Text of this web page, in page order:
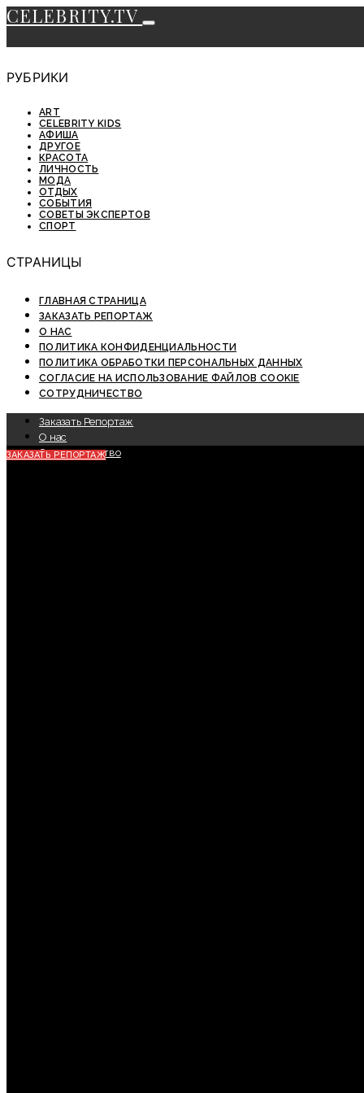
CELEBRITY.TV
РУБРИКИ
ART
CELEBRITY KIDS
АФИША
ДРУГОЕ
КРАСОТА
ЛИЧНОСТЬ
МОДА
ОТДЫХ
СОБЫТИЯ
СОВЕТЫ ЭКСПЕРТОВ
СПОРТ
СТРАНИЦЫ
ГЛАВНАЯ СТРАНИЦА
ЗАКАЗАТЬ РЕПОРТАЖ
О НАС
ПОЛИТИКА КОНФИДЕНЦИАЛЬНОСТИ
ПОЛИТИКА ОБРАБОТКИ ПЕРСОНАЛЬНЫХ ДАННЫХ
СОГЛАСИЕ НА ИСПОЛЬЗОВАНИЕ ФАЙЛОВ COOKIE
СОТРУДНИЧЕСТВО
Заказать Репортаж
О нас
Сотрудничество
ЗАКАЗАТЬ РЕПОРТАЖ